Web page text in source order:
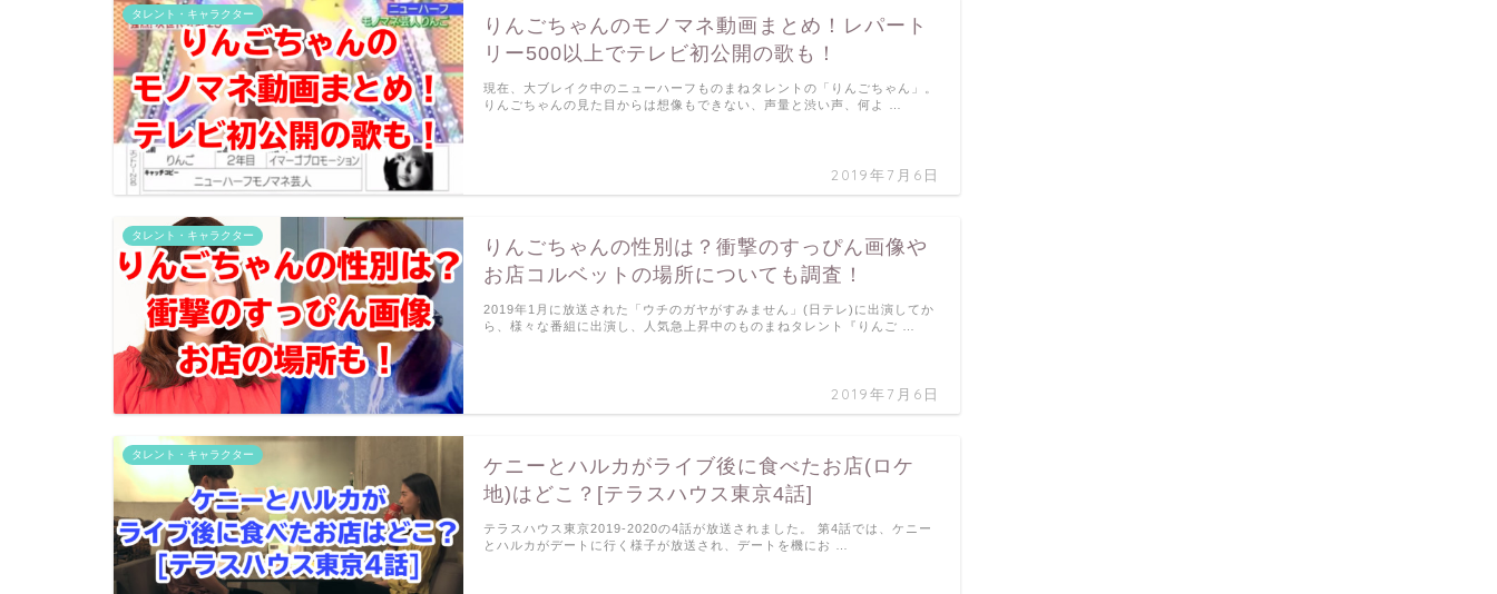
タレント・キャラクター
りんごちゃんのモノマネ動画まとめ！レパート
リー500以上でテレビ初公開の歌も！
2019年7月6日
現在、大ブレイク中のニューハーフものまねタレントの「りんごちゃん」。
りんごちゃんの見た目からは想像もできない、声量と渋い声、何よ …
タレント・キャラクター
りんごちゃんの性別は？衝撃のすっぴん画像や
お店コルベットの場所についても調査！
2019年7月6日
2019年1月に放送された「ウチのガヤがすみません」(日テレ)に出演してか
ら、様々な番組に出演し、人気急上昇中のものまねタレント『りんご …
タレント・キャラクター
ケニーとハルカがライブ後に食べたお店(ロケ
地)はどこ？[テラスハウス東京4話]
テラスハウス東京2019-2020の4話が放送されました。 第4話では、ケニー
とハルカがデートに行く様子が放送され、デートを機にお …